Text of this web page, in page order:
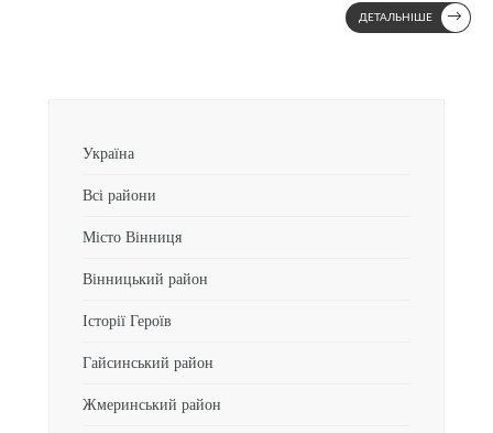
ДЕТАЛЬНІШЕ →
Україна
Всі райони
Місто Вінниця
Вінницький район
Історії Героїв
Гайсинський район
Жмеринський район